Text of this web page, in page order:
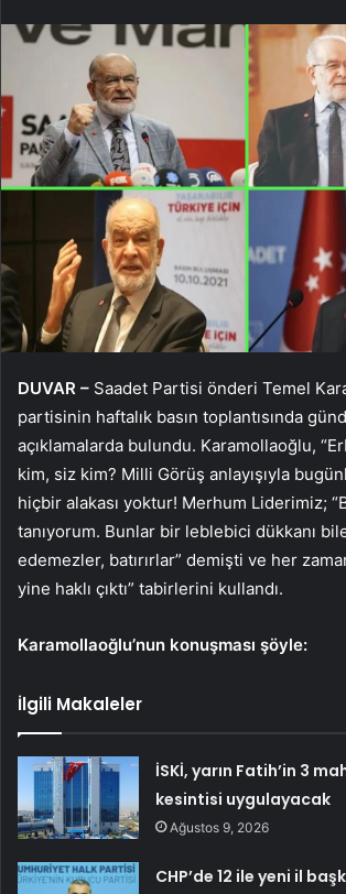
DUVAR – Saadet Partisi önderi Temel
partisinin haftalık basın toplantısında
açıklamalarda bulundu. Karamollaoğlu,
kim, siz kim? Milli Görüş anlayışıyla
hiçbir alakası yoktur! Merhum Liderimiz;
tanıyorum. Bunlar bir leblebici dükkanı
edemezler, batırırlar” demişti ve her
yine haklı çıktı” tabirlerini kullandı.
Karamollaoğlu’nun konuşması şöyle:
İlgili Makaleler
İSKİ, yarın Fatih’in 3
kesintisi uygulayacak
Ağustos 9, 2026
CHP’de 12 ile yeni il